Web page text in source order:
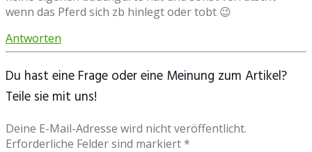
wenn das Pferd sich zb hinlegt oder tobt 😉
Antworten
Du hast eine Frage oder eine Meinung zum Artikel?
Teile sie mit uns!
Deine E-Mail-Adresse wird nicht veröffentlicht.
Erforderliche Felder sind markiert *